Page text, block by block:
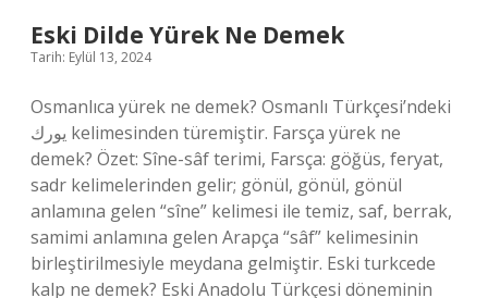
Eski Dilde Yürek Ne Demek
Tarih: Eylül 13, 2024
Osmanlıca yürek ne demek? Osmanlı Türkçesi’ndeki
یورك kelimesinden türemiştir. Farsça yürek ne
demek? Özet: Sîne-sâf terimi, Farsça: göğüs, feryat,
sadr kelimelerinden gelir; gönül, gönül, gönül
anlamına gelen “sîne” kelimesi ile temiz, saf, berrak,
samimi anlamına gelen Arapça “sâf” kelimesinin
birleştirilmesiyle meydana gelmiştir. Eski turkcede
kalp ne demek? Eski Anadolu Türkçesi döneminin